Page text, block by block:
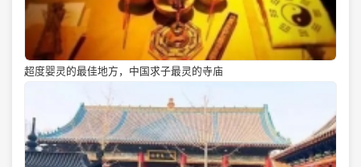
超度婴灵的最佳地方，中国求子最灵的寺庙